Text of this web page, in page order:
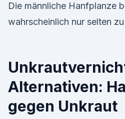
Die männliche Hanfplanze
wahrscheinlich nur selten
Alternativen:
gegen Unkraut